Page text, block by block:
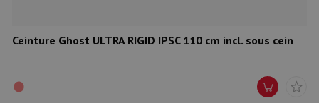
Ceinture Ghost ULTRA RIGID IPSC 110 cm incl. sous cein